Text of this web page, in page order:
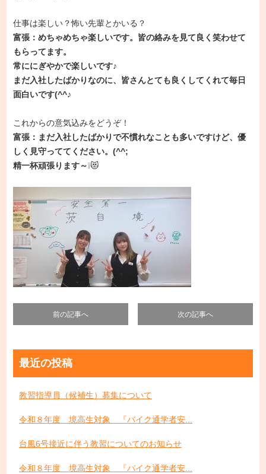
仕事は楽しい？怖い先輩とかいる？
富張：めちゃめちゃ楽しいです。皆の絡みを見て良く笑わせて
もらってます。
常ににぎやかで楽しいです♪
まだ入社したばかりなのに、皆さんとても良くしてくれて毎日
面白いです(^^♪
これからの意気込みをどうぞ！
富張：まだ入社したばかりで不慣れなことも多いですけど、優
しく見守っててください。(^^;
精一杯頑張ります～❕😻
前の記事へ 次の記事へ
最近の投稿
教習指導員（候補生）募集について
令和８年度 境高生対象 『バイク通学者安...
台風6号接近に伴う教習についてのお知らせ
令和８年度 境高生対象 『バイク通学者安...